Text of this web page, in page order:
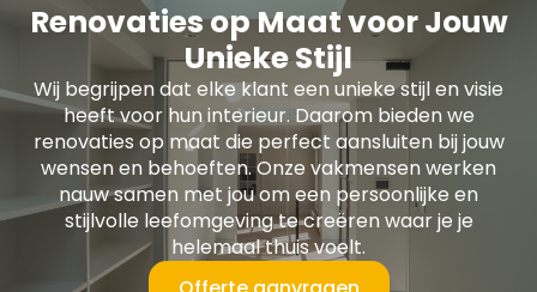
Renovaties op Maat voor Jouw
Unieke Stijl
Wij begrijpen dat elke klant een unieke stijl en visie
heeft voor hun interieur. Daarom bieden we
renovaties op maat die perfect aansluiten bij jouw
wensen en behoeften. Onze vakmensen werken
nauw samen met jou om een persoonlijke en
stijlvolle leefomgeving te creëren waar je je
helemaal thuis voelt.